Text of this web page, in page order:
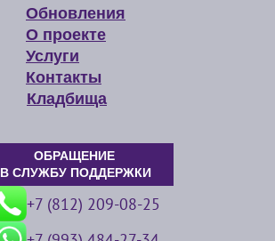
Обновления
О проекте
Услуги
Контакты
Кладбища
ОБРАЩЕНИЕ
В СЛУЖБУ ПОДДЕРЖКИ
+7 (812) 209-08-25